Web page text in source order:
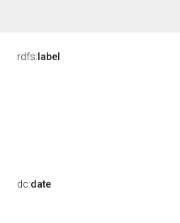
rdfs: label
dc:date